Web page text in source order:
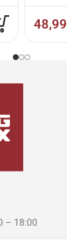
48,99
– 18:00